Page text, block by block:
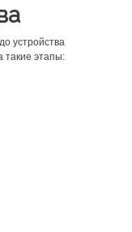
устройства
такие этапы: